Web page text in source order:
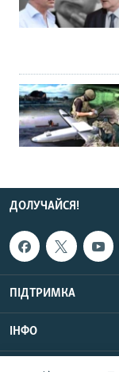
ДОЛУЧАЙСЯ!
ПІДТРИМКА
ІНФО